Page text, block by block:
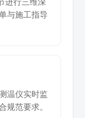
进行三维深
与施工指导
温仪实时监
规范要求。